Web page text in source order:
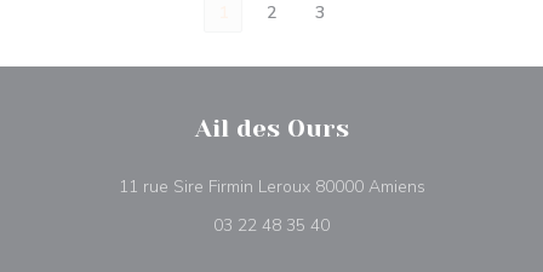
2 3
Ail des Ours
11 rue Sire Firmin Leroux 80000 Amiens((opent in een
03 22 48 35 40